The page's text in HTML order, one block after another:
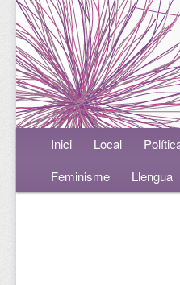
Menú principalAneu al contingut
Aneu al contingut
Inici Local
Feminisme
Llengua